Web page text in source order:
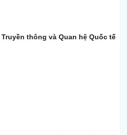
Truyền thông và Quan hệ Quốc tế